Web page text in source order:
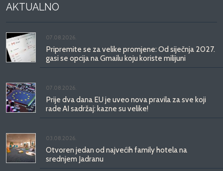
AKTUALNO
07.08.2026.
Pripremite se za velike promjene: Od siječnja 2027.
gasi se opcija na Gmailu koju koriste milijuni
07.08.2026.
Prije dva dana EU je uveo nova pravila za sve koji
rade AI sadržaj: kazne su velike!
03.08.2026.
Otvoren jedan od najvećih family hotela na
srednjem Jadranu